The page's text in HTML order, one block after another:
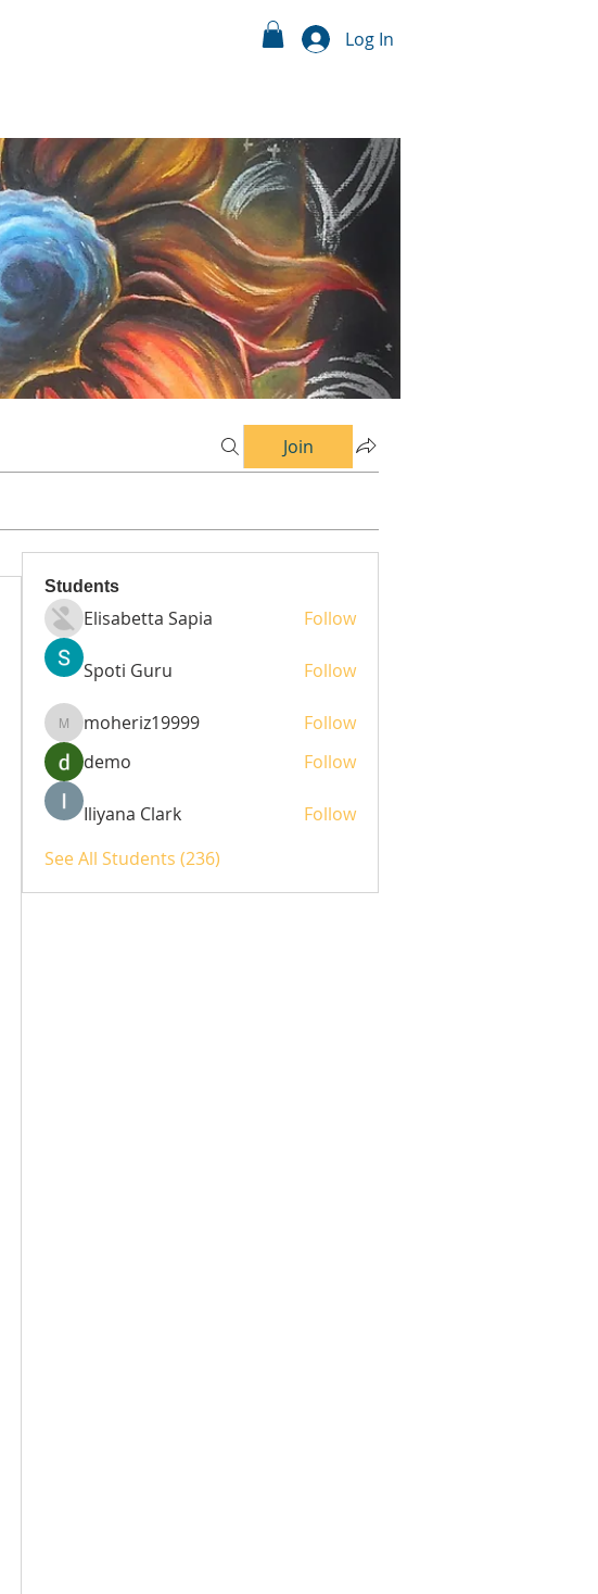
Log In
Join
Students
Elisabetta Sapia Follow
Spoti Guru Follow
moheriz19999
moheriz19999
Follow
demo
Follow
Iliyana Clark
Follow
See All Students (236)